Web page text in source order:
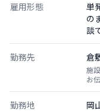
雇用形態
単
の
談
勤務先 倉
施
お
勤務地 岡